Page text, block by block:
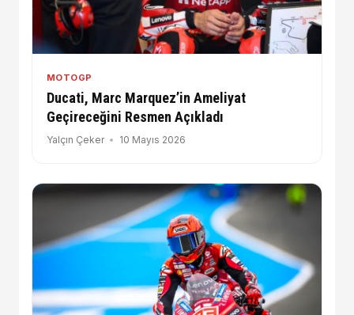
MOTOGP
Ducati, Marc Marquez’in Ameliyat
Geçireceğini Resmen Açıkladı
Yalçın Çeker 10 Mayıs 2026